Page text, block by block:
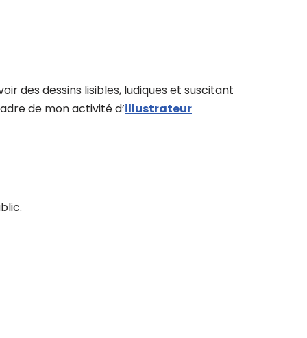
des dessins lisibles, ludiques et suscitant
de mon activité d’illustrateur